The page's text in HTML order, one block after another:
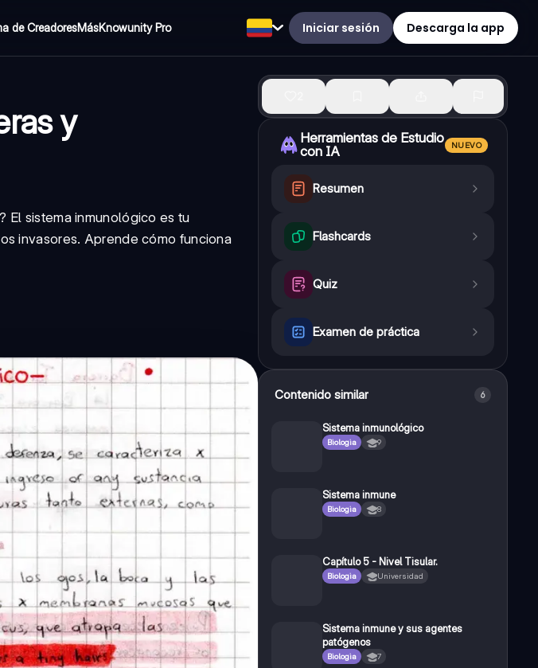
de CreadoresMásKnowunity Pro Iniciar sesión Descarga la app
y
El sistema inmunológico es tu
invasores. Aprende cómo funciona
Herramientas de Estudio
con IA
NUEVO
Resumen
Flashcards
Quiz
Examen de práctica
Contenido similar 6
Sistema inmunológico
Biologia 9
Sistema inmune
Biologia 8
Capítulo 5 - Nivel Tisular.
Biologia Universidad
Sistema inmune y sus agentes
patógenos
Biologia 7